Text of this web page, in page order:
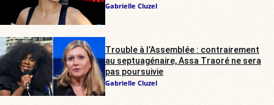
Gabrielle Cluzel
Trouble à l’Assemblée : contrairement
au septuagénaire, Assa Traoré ne sera
pas poursuivie
Gabrielle Cluzel